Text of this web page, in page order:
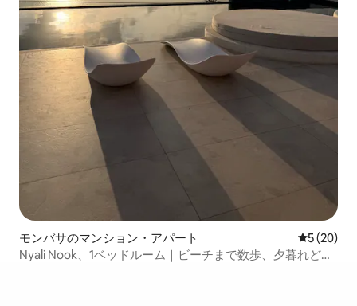
モンバサのマンション・アパート レビュー
5 (20)
Nyali Nook、1ベッドルーム｜ビーチまで数歩、夕暮れどき